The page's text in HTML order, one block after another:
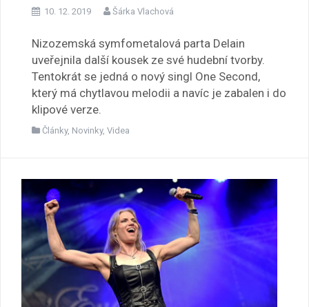
10. 12. 2019 Šárka Vlachová
Nizozemská symfometalová parta Delain
uveřejnila další kousek ze své hudební tvorby.
Tentokrát se jedná o nový singl One Second,
který má chytlavou melodii a navíc je zabalen i do
klipové verze.
Články, Novinky, Videa